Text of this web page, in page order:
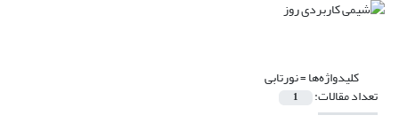
کلیدواژه‌ها =نورتابی
تعداد مقالات: 1